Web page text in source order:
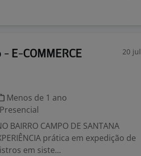
E-COMMERCE 20 jul
Menos de 1 ano
Presencial
BAIRRO CAMPO DE SANTANA
prática em expedição de
em siste...